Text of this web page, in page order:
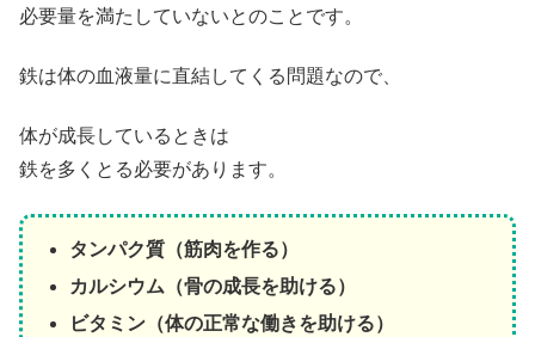
必要量を満たしていないとのことです。
鉄は体の血液量に直結してくる問題なので、
体が成長しているときは
鉄を多くとる必要があります。
タンパク質（筋肉を作る）
カルシウム（骨の成長を助ける）
ビタミン（体の正常な働きを助ける）